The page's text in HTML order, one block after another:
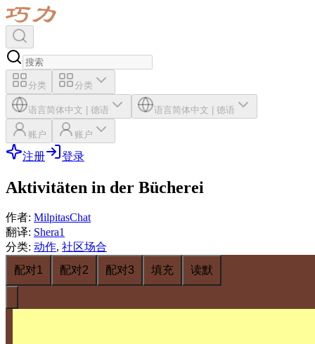
分类 分类
语言简体中文 | 德语 语言简体中文 | 德语
账户 账户
注册 登录
Aktivitäten in der Bücherei
作者: MilpitasChat
翻译: Shera1
分类: 动作, 社区场合
配对1
配对2 配对3 填充 读默